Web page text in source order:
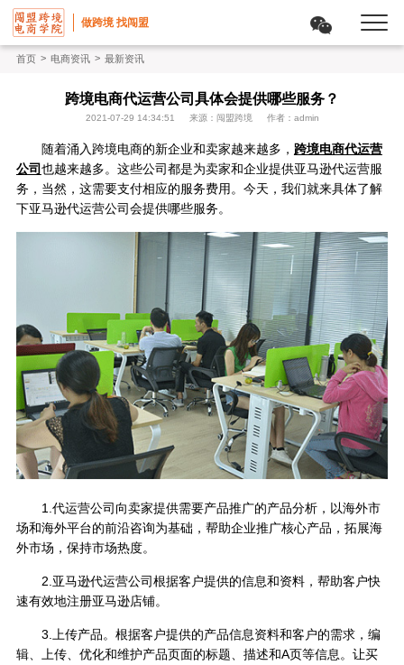
做跨境 找闯盟
首页 > 电商资讯 > 最新资讯
跨境电商代运营公司具体会提供哪些服务？
2021-07-29 14:34:51 来源：闯盟跨境 作者：admin
随着涌入跨境电商的新企业和卖家越来越多， 跨境电商代运营
公司也越来越多。这些公司都是为卖家和企业提供亚马逊代运营服
务，当然，这需要支付相应的服务费用。今天，我们就来具体了解
下亚马逊代运营公司会提供哪些服务。
1.代运营公司向卖家提供需要产品推广的产品分析，以海外市
场和海外平台的前沿咨询为基础，帮助企业推广核心产品，拓展海
外市场，保持市场热度。
2.亚马逊代运营公司根据客户提供的信息和资料，帮助客户快
速有效地注册亚马逊店铺。
3.上传产品。根据客户提供的产品信息资料和客户的需求，编
辑、上传、优化和维护产品页面的标题、描述和A页等信息。让买